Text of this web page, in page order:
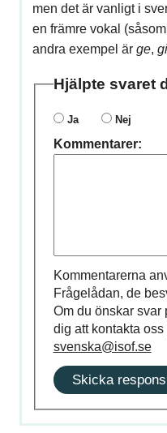
men det är vanligt i
en främre vokal (såsom
andra exempel är ge,
Hjälpte svaret
Ja Nej
Kommentarer:
Kommentarerna
Frågelådan, de
Om du önskar svar
dig att kontakta oss
svenska@isof.se
Skicka respons